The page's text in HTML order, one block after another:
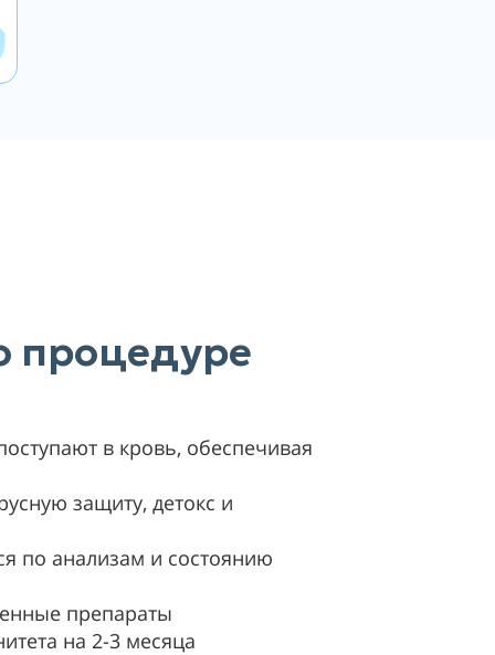
процедуре
в кровь, обеспечивая
защиту, детокс и
по анализам и состоянию
препараты
на 2-3 месяца